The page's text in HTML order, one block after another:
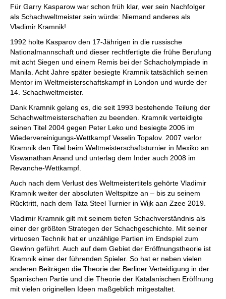
Für Garry Kasparow war schon früh klar, wer sein Nachfolger
als Schachweltmeister sein würde: Niemand anderes als
Vladimir Kramnik!
1992 holte Kasparov den 17-Jährigen in die russische
Nationalmannschaft und dieser rechtfertigte die frühe Berufung
mit acht Siegen und einem Remis bei der Schacholympiade in
Manila. Acht Jahre später besiegte Kramnik tatsächlich seinen
Mentor im Weltmeisterschaftskampf in London und wurde der
14. Schachweltmeister.
Dank Kramnik gelang es, die seit 1993 bestehende Teilung der
Schachweltmeisterschaften zu beenden. Kramnik verteidigte
seinen Titel 2004 gegen Peter Leko und besiegte 2006 im
Wiedervereinigungs-Wettkampf Veselin Topalov. 2007 verlor
Kramnik den Titel beim Weltmeisterschaftsturnier in Mexiko an
Viswanathan Anand und unterlag dem Inder auch 2008 im
Revanche-Wettkampf.
Auch nach dem Verlust des Weltmeistertitels gehörte Vladimir
Kramnik weiter der absoluten Weltspitze an – bis zu seinem
Rücktritt, nach dem Tata Steel Turnier in Wijk aan Zzee 2019.
Vladimir Kramnik gilt mit seinem tiefen Schachverständnis als
einer der größten Strategen der Schachgeschichte. Mit seiner
virtuosen Technik hat er unzählige Partien im Endspiel zum
Gewinn geführt. Auch auf dem Gebiet der Eröffnungstheorie ist
Kramnik einer der führenden Spieler. So hat er neben vielen
anderen Beiträgen die Theorie der Berliner Verteidigung in der
Spanischen Partie und die Theorie der Katalanischen Eröffnung
mit vielen originellen Ideen maßgeblich mitgestaltet.